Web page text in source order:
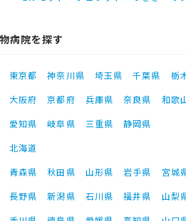
病院を探す
東京都 神奈川県 埼玉県 千葉県 栃
大阪府 京都府 兵庫県 奈良県 和歌
愛知県 岐阜県 三重県
静岡県
北海道
青森県 秋田県 山形県 岩手県 宮城
長野県 新潟県 石川県 福井県 山梨